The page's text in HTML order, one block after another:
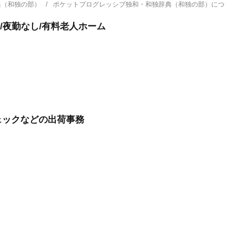
和独の部） ポケットプログレッシブ独和・和独辞典（和独の部）
勤なし/有料老人ホーム
クなどの出荷事務